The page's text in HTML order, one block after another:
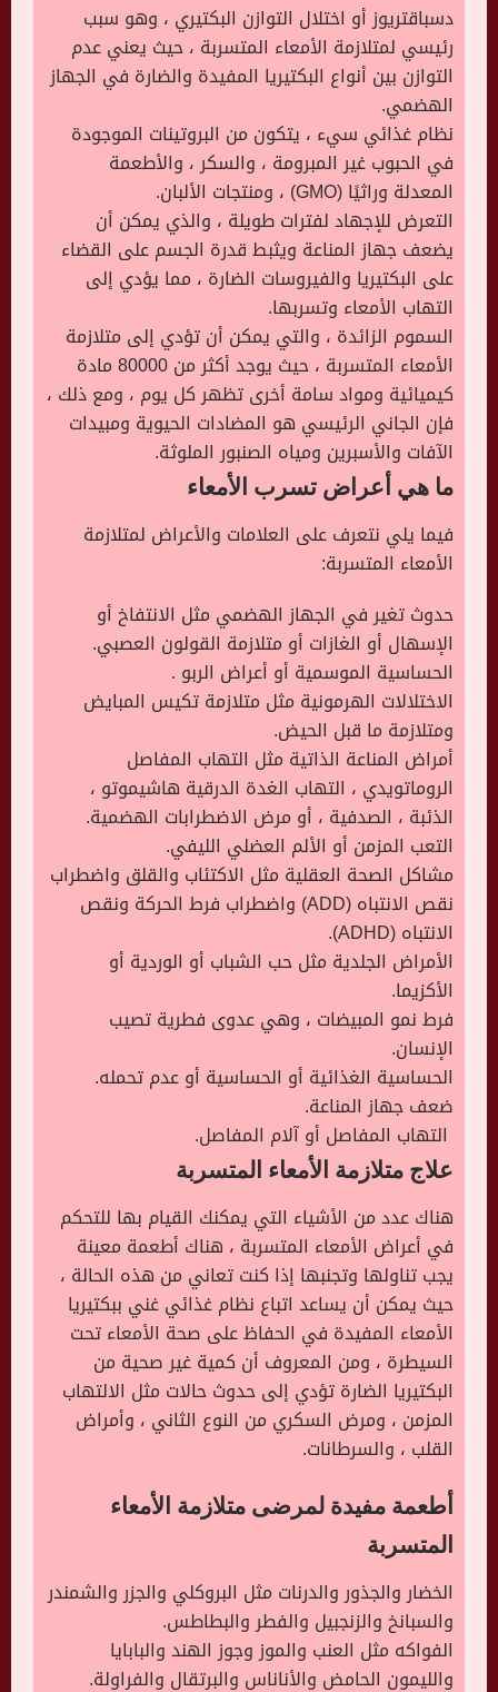
دسباقتريوز أو اختلال التوازن البكتيري ، وهو سبب
رئيسي لمتلازمة الأمعاء المتسربة ، حيث يعني عدم
التوازن بين أنواع البكتيريا المفيدة والضارة في الجهاز
الهضمي.
نظام غذائي سيء ، يتكون من البروتينات الموجودة
في الحبوب غير المبرومة ، والسكر ، والأطعمة
المعدلة وراثيًا (GMO) ، ومنتجات الألبان.
التعرض للإجهاد لفترات طويلة ، والذي يمكن أن
يضعف جهاز المناعة ويثبط قدرة الجسم على القضاء
على البكتيريا والفيروسات الضارة ، مما يؤدي إلى
التهاب الأمعاء وتسربها.
السموم الزائدة ، والتي يمكن أن تؤدي إلى متلازمة
الأمعاء المتسربة ، حيث يوجد أكثر من 80000 مادة
كيميائية ومواد سامة أخرى تظهر كل يوم ، ومع ذلك ،
فإن الجاني الرئيسي هو المضادات الحيوية ومبيدات
الآفات والأسبرين ومياه الصنبور الملوثة.
ما هي أعراض تسرب الأمعاء
فيما يلي نتعرف على العلامات والأعراض لمتلازمة
الأمعاء المتسربة:
حدوث تغير في الجهاز الهضمي مثل الانتفاخ أو
الإسهال أو الغازات أو متلازمة القولون العصبي.
الحساسية الموسمية أو أعراض الربو .
الاختلالات الهرمونية مثل متلازمة تكيس المبايض
ومتلازمة ما قبل الحيض.
أمراض المناعة الذاتية مثل التهاب المفاصل
الروماتويدي ، التهاب الغدة الدرقية هاشيموتو ،
الذئبة ، الصدفية ، أو مرض الاضطرابات الهضمية.
التعب المزمن أو الألم العضلي الليفي.
مشاكل الصحة العقلية مثل الاكتئاب والقلق واضطراب
نقص الانتباه (ADD) واضطراب فرط الحركة ونقص
الانتباه (ADHD).
الأمراض الجلدية مثل حب الشباب أو الوردية أو
الأكزيما.
فرط نمو المبيضات ، وهي عدوى فطرية تصيب
الإنسان.
الحساسية الغذائية أو الحساسية أو عدم تحمله.
ضعف جهاز المناعة.
التهاب المفاصل أو آلام المفاصل.
علاج متلازمة الأمعاء المتسربة
هناك عدد من الأشياء التي يمكنك القيام بها للتحكم
في أعراض الأمعاء المتسربة ، هناك أطعمة معينة
يجب تناولها وتجنبها إذا كنت تعاني من هذه الحالة ،
حيث يمكن أن يساعد اتباع نظام غذائي غني ببكتيريا
الأمعاء المفيدة في الحفاظ على صحة الأمعاء تحت
السيطرة ، ومن المعروف أن كمية غير صحية من
البكتيريا الضارة تؤدي إلى حدوث حالات مثل الالتهاب
المزمن ، ومرض السكري من النوع الثاني ، وأمراض
القلب ، والسرطانات.
أطعمة مفيدة لمرضى متلازمة الأمعاء
المتسربة
الخضار والجذور والدرنات مثل البروكلي والجزر والشمندر
والسبانخ والزنجبيل والفطر والبطاطس.
الفواكه مثل العنب والموز وجوز الهند والبابايا
والليمون الحامض والأناناس والبرتقال والفراولة.